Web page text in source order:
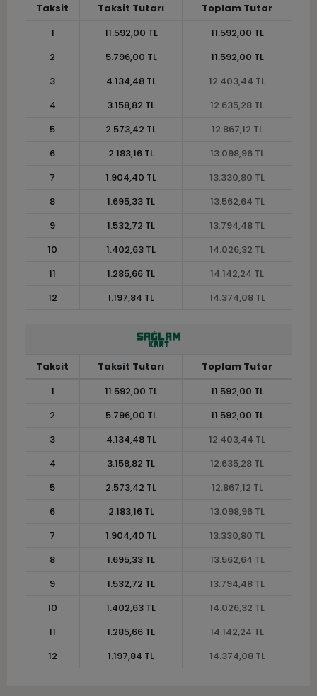
Taksit Taksit Tutarı
Toplam Tutar
1
11.592,00 TL
11.592,00 TL
2
5.796,00 TL
11.592,00 TL
3
4.134,48 TL
12.403,44 TL
4
3.158,82 TL
12.635,28 TL
5
2.573,42 TL
12.867,12 TL
6
2.183,16 TL
13.098,96 TL
7
1.904,40 TL
13.330,80 TL
8
1.695,33 TL
13.562,64 TL
9
1.532,72 TL
13.794,48 TL
10
1.402,63 TL
14.026,32 TL
11
1.285,66 TL
14.142,24 TL
12
1.197,84 TL 14.374,08 TL
Taksit Taksit Tutarı
Toplam Tutar
1
11.592,00 TL
11.592,00 TL
2
5.796,00 TL
11.592,00 TL
3
4.134,48 TL
12.403,44 TL
4
3.158,82 TL
12.635,28 TL
5
2.573,42 TL
12.867,12 TL
6
2.183,16 TL
13.098,96 TL
7
1.904,40 TL
13.330,80 TL
8
1.695,33 TL
13.562,64 TL
9
1.532,72 TL
13.794,48 TL
10
1.402,63 TL
14.026,32 TL
11
1.285,66 TL
14.142,24 TL
12
1.197,84 TL 14.374,08 TL